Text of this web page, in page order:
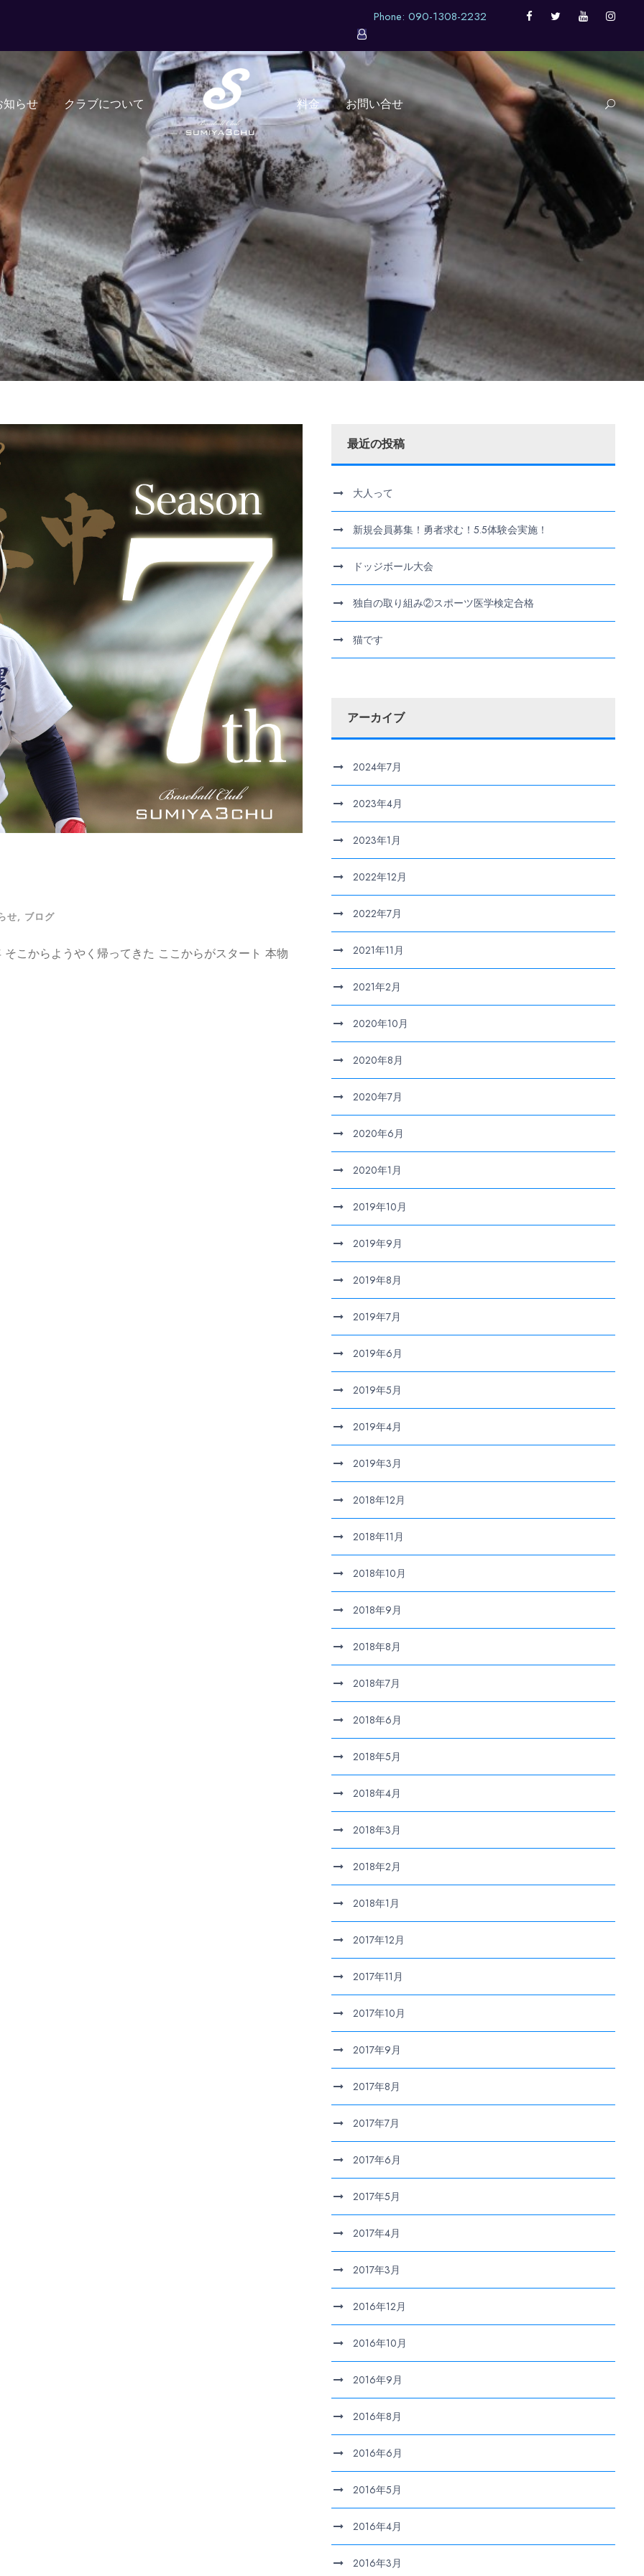
Phone: 090-1308-2232
知らせ クラブについて 料金 お問い合せ
せ, ブログ
こからようやく帰ってきた ここからがスタート 本物
最近の投稿
大人って
新規会員募集！勇者求む！5.5体験会実施！
ドッジボール大会
独自の取り組み②スポーツ医学検定合格
猫です
アーカイブ
2024年7月
2023年4月
2023年1月
2022年12月
2022年7月
2021年11月
2021年2月
2020年10月
2020年8月
2020年7月
2020年6月
2020年1月
2019年10月
2019年9月
2019年8月
2019年7月
2019年6月
2019年5月
2019年4月
2019年3月
2018年12月
2018年11月
2018年10月
2018年9月
2018年8月
2018年7月
2018年6月
2018年5月
2018年4月
2018年3月
2018年2月
2018年1月
2017年12月
2017年11月
2017年10月
2017年9月
2017年8月
2017年7月
2017年6月
2017年5月
2017年4月
2017年3月
2016年12月
2016年10月
2016年9月
2016年8月
2016年6月
2016年5月
2016年4月
2016年3月